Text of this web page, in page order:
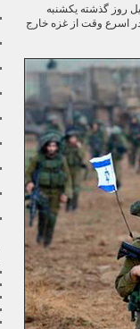
روز گذشته یکشنبه
اسرع وقت از غزه خارج